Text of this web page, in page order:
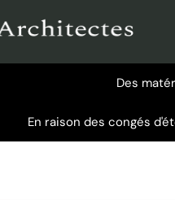
Des
En raison des congés